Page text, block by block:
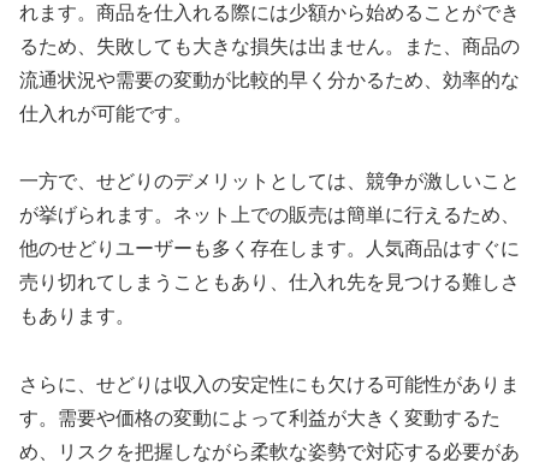
れます。商品を仕入れる際には少額から始めることができ
るため、失敗しても大きな損失は出ません。また、商品の
流通状況や需要の変動が比較的早く分かるため、効率的な
仕入れが可能です。
一方で、せどりのデメリットとしては、競争が激しいこと
が挙げられます。ネット上での販売は簡単に行えるため、
他のせどりユーザーも多く存在します。人気商品はすぐに
売り切れてしまうこともあり、仕入れ先を見つける難しさ
もあります。
さらに、せどりは収入の安定性にも欠ける可能性がありま
す。需要や価格の変動によって利益が大きく変動するた
め、リスクを把握しながら柔軟な姿勢で対応する必要があ